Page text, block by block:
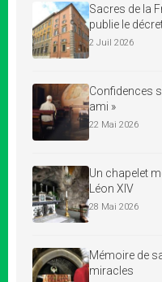
Sacres de la
publie le
2 Juil 2026
Confidences
ami »
22 Mai 2026
Un chapelet
Léon XIV
28 Mai 2026
Mémoire de
miracles